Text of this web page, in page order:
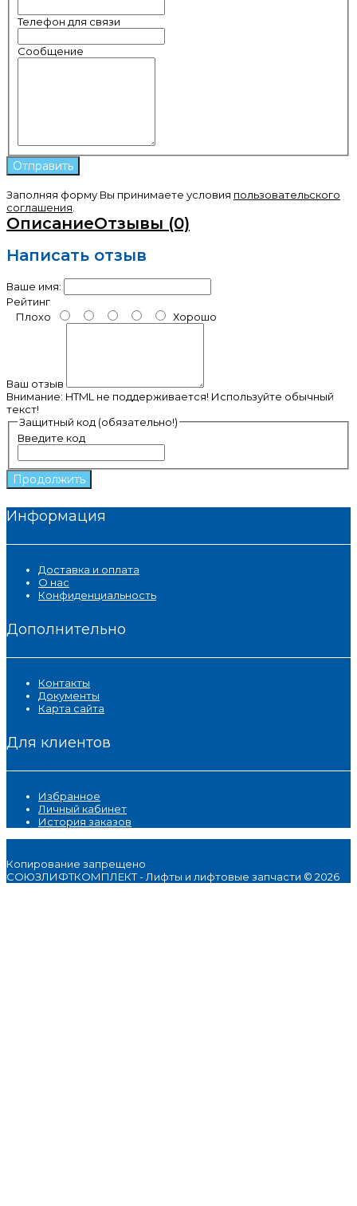
Телефон для связи
Сообщение
Заполняя форму Вы принимаете условия пользовательского
соглашения
ОписаниеОтзывы (0)
Написать отзыв
Ваше имя:
Рейтинг
Плохо
Хорошо
Ваш отзыв
Внимание: HTML не поддерживается! Используйте обычный
текст!
Защитный код (обязательно!)
Введите код
Продолжить
Информация
Доставка и оплата
О нас
Конфиденциальность
Дополнительно
Контакты
Документы
Карта сайта
Для клиентов
Избранное
Личный кабинет
История заказов
Копирование запрещено
СОЮЗЛИФТКОМПЛЕКТ - Лифты и лифтовые запчасти © 2026